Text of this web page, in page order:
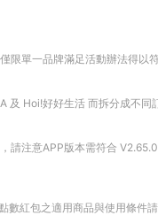
限單一品牌滿足活動辦法得以符
Hoi!好好生活 而拆分成不同
請注意APP版本需符合
紅包之適用商品與使用條件請